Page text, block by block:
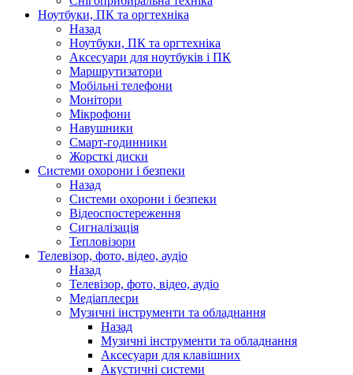
Ноутбуки, ПК та оргтехніка
Назад
Ноутбуки, ПК та оргтехніка
Аксесуари для ноутбуків і ПК
Маршрутизатори
Мобільні телефони
Монітори
Мікрофони
Навушники
Смарт-годинники
Жорсткі диски
Системи охорони і безпеки
Назад
Системи охорони і безпеки
Відеоспостереження
Сигналізація
Тепловізори
Телевізор, фото, відео, аудіо
Назад
Телевізор, фото, відео, аудіо
Медіаплеєри
Музичні інструменти та обладнання
Назад
Музичні інструменти та обладнання
Аксесуари для клавішних
Акустичні системи